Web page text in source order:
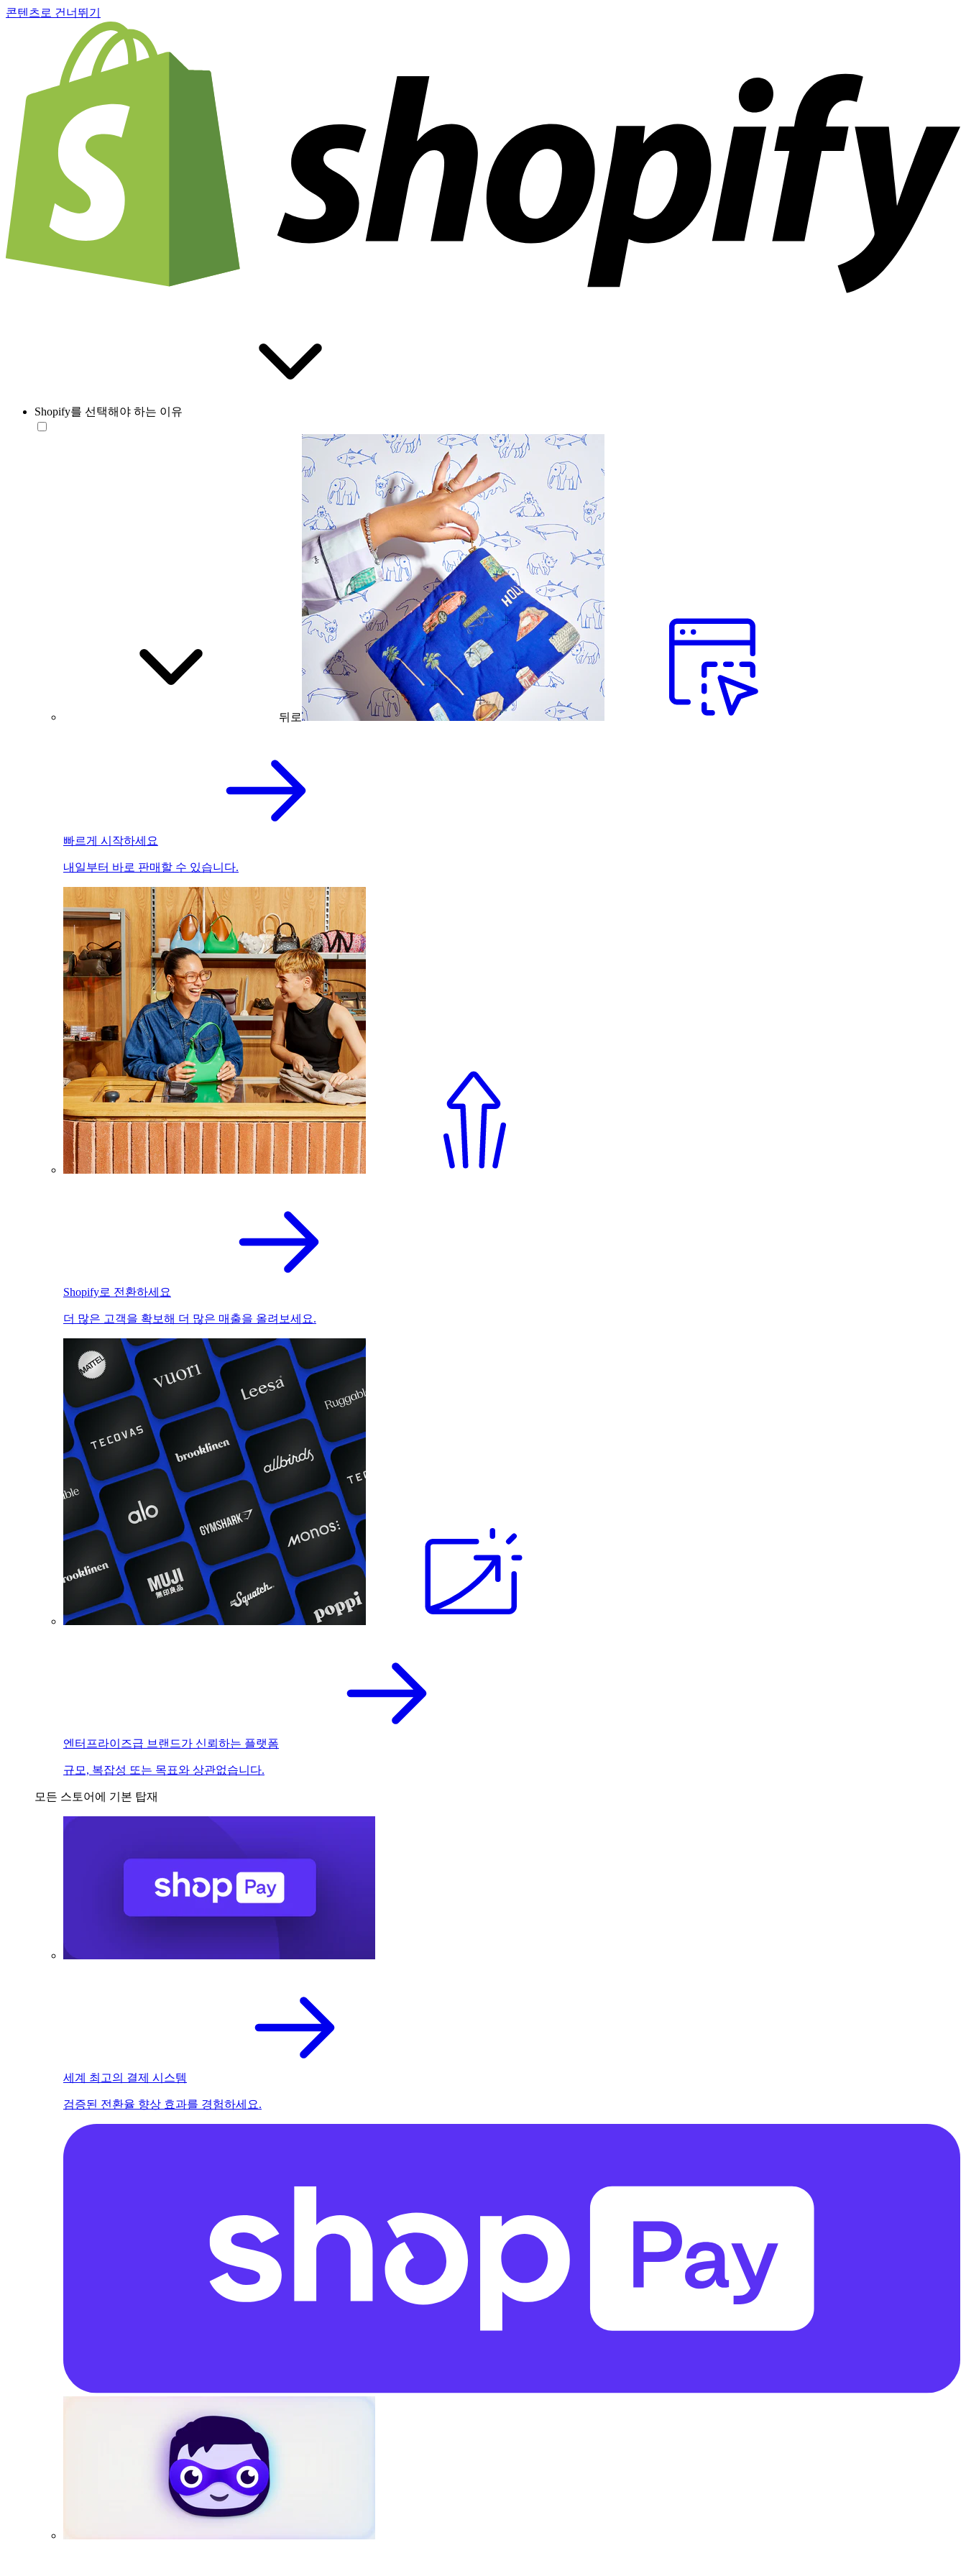
콘텐츠로 건너뛰기
Shopify를 선택해야 하는 이유
뒤로
빠르게 시작하세요
내일부터 바로 판매할 수 있습니다.
Shopify로 전환하세요
더 많은 고객을 확보해 더 많은 매출을 올려보세요.
엔터프라이즈급 브랜드가 신뢰하는 플랫폼
규모, 복잡성 또는 목표와 상관없습니다.
모든 스토어에 기본 탑재
세계 최고의 결제 시스템
검증된 전환율 향상 효과를 경험하세요.